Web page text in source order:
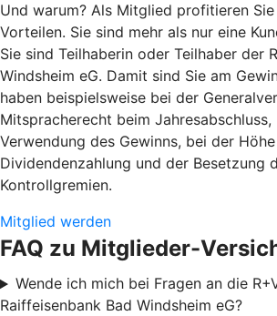
Und warum? Als Mitglied profitieren
Vorteilen. Sie sind mehr als nur eine
Sie sind Teilhaberin oder Teilhaber der
Windsheim eG. Damit sind Sie am
haben beispielsweise bei der
Mitspracherecht beim Jahresabschluss,
Verwendung des Gewinns, bei der
Dividendenzahlung und der Besetzung
Kontrollgremien.
Mitglied werden
FAQ zu Mitglieder-
Wende ich mich bei Fragen an die
Raiffeisenbank Bad Windsheim eG?